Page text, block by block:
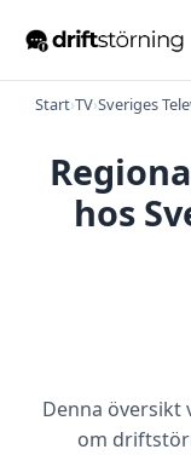
Start›TV›Sveriges
hos
Denna
om